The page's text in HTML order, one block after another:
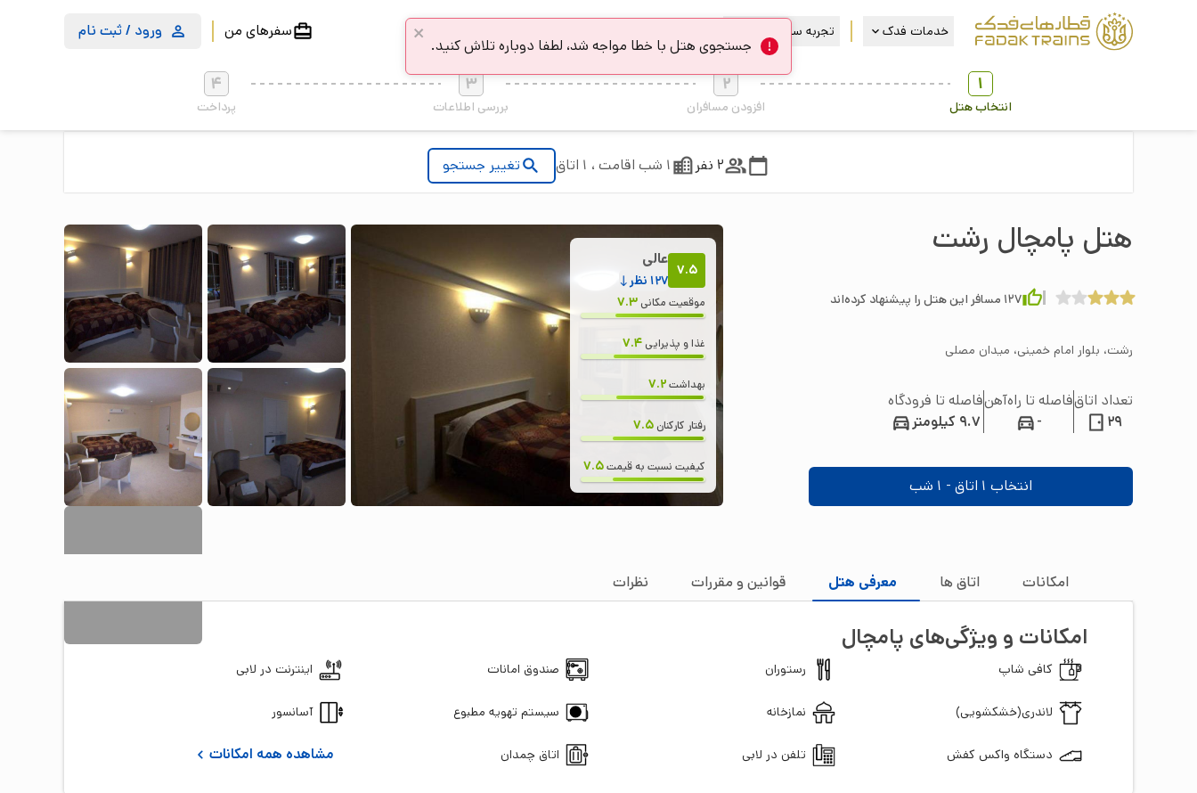
خدمات فدک تجربه سفر با فدک سفرهای من ورود / ثبت نام
1
انتخاب هتل
2
افزودن مسافران
3
بررسی اطلاعات
4
پرداخت
2 نفر 1 شب اقامت ، 1 اتاق تغییر جستجو
7.5
عالی
127 نظر
موقعیت مکانی 7.3
غذا و پذیرایی 7.4
بهداشت7.2
رفتار کارکنان 7.5
کیفیت نسبت به قیمت7.5
هتل پامچال رشت
127 مسافر این هتل را پیشنهاد کرده‌اند
رشت، بلوار امام خمینی، میدان مصلی
تعداد اتاق
29
فاصله تا راه‌آهن
-
فاصله تا فرودگاه
9.7 کیلومتر
انتخاب 1 اتاق - 1 شب
امکانات اتاق‌ ها معرفی هتل قوانین و مقررات نظرات
امکانات و ویژگی‌های پامچال
کافی شاپ
لاندری(خشکشویی)
دستگاه واکس کفش
رستوران
نمازخانه
تلفن در لابی
صندوق امانات
سیستم تهویه مطبوع
اتاق چمدان
اینترنت در لابی
آسانسور
مشاهده همه امکانات